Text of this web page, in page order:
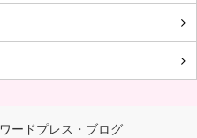
ワードプレス・ブログ